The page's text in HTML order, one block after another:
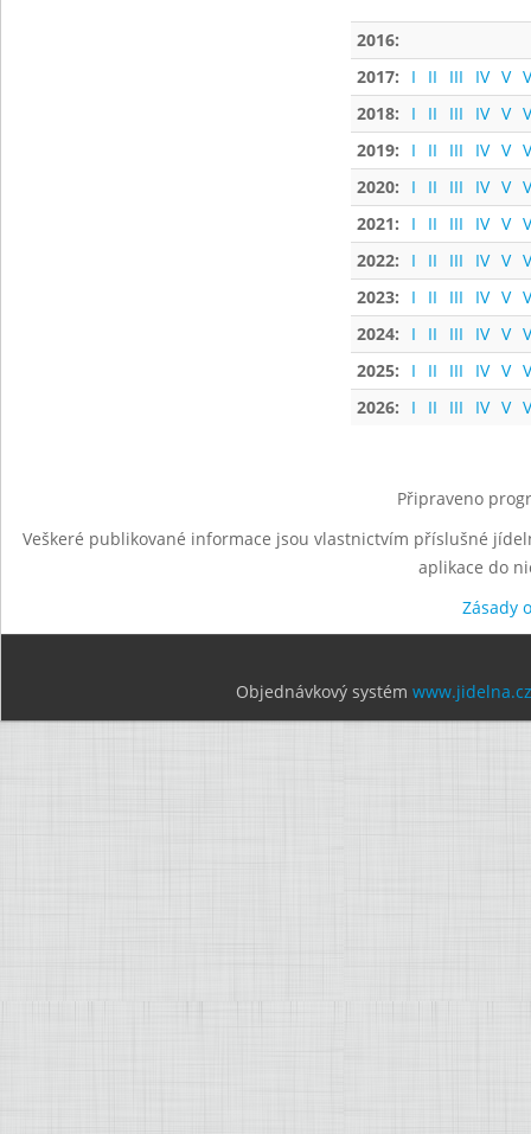
2016:
2017:
I II III IV V
2018:
I II III IV V
2019:
I II III IV V
2020:
I II III IV V
2021:
I II III IV V
2022:
I II III IV V
2023:
I II III IV V
2024:
I II III IV V
2025:
I II III IV V
2026:
I II III IV V
Připraveno
Veškeré publikované informace jsou vlastnictvím příslušné
aplikace do
Zásady
Objednávkový systém www.jidelna.cz